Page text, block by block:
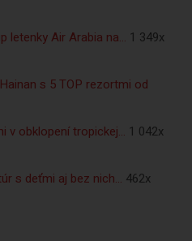
letenky Air Arabia na… 1 349x
s 5 TOP rezortmi od
v obklopení tropickej… 1 042x
s deťmi aj bez nich… 462x